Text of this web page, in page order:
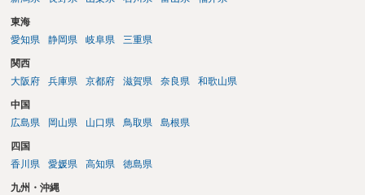
東海
愛知県
静岡県 岐阜県 三重県
関西
大阪府
兵庫県 京都府 滋賀県 奈良県 和歌山県
中国
広島県
岡山県 山口県 鳥取県 島根県
四国
香川県
愛媛県 高知県 徳島県
九州・沖縄